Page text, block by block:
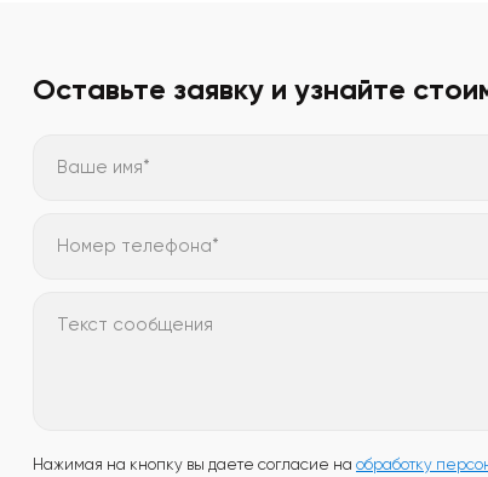
Оставьте заявку и узнайте
Ваше имя*
Номер телефона*
Текст сообщения
Нажимая на кнопку вы даете согласие на обработку